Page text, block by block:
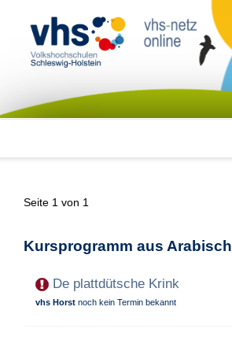
Seite 1 von 1
Kursprogramm aus Arabisch
De plattdütsche Krink
vhs Horst noch kein Termin bekannt